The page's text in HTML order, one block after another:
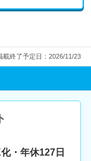
載終了予定日：2026/11/23
・年休127日